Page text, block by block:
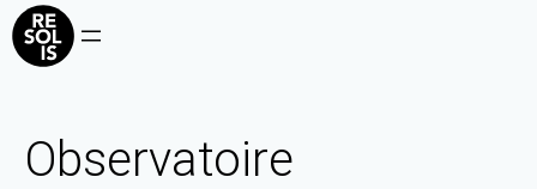
Observatoire